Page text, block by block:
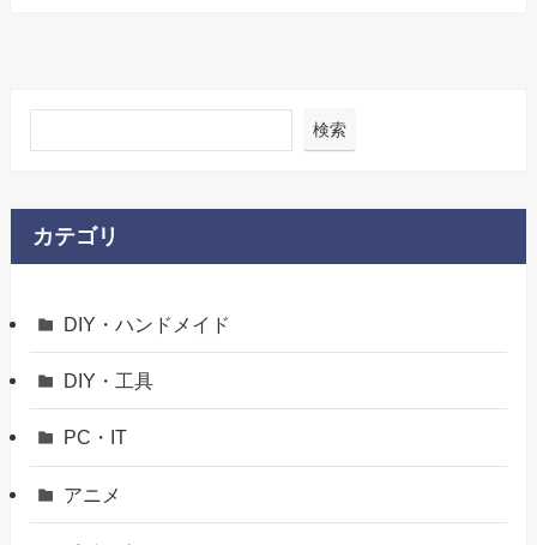
検索
カテゴリ
DIY・ハンドメイド
DIY・工具
PC・IT
アニメ